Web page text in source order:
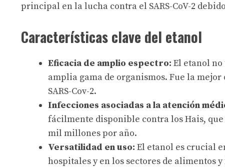
principal en la lucha contra el SARS-CoV-2
Características clave del etanol
Eficacia de amplio espectro: El etanol
amplia gama de organismos. Fue la
SARS-Cov-2.
Infecciones asociadas a la atención
fácilmente disponible contra los Hais, que
mil millones por año.
Versatilidad en uso: El etanol es crucial
hospitales y en los sectores de alimentos